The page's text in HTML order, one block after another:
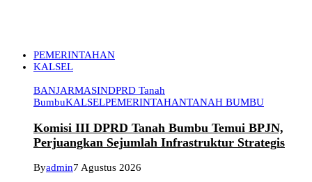
PEMERINTAHAN
KALSEL
BANJARMASINDPRD Tanah
BumbuKALSELPEMERINTAHANTANAH BUMBU
Komisi III DPRD Tanah Bumbu Temui BPJN,
Perjuangkan Sejumlah Infrastruktur Strategis
Byadmin7 Agustus 2026